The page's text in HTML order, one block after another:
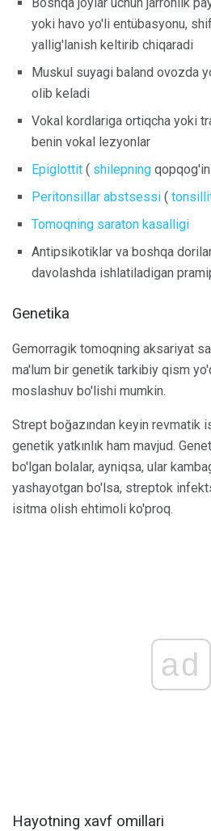
yoki havo yo'li entübasyonu,
yallig'lanish keltirib chiqaradi
Muskul suyagi baland ovozda
olib keladi
Vokal kordlariga ortiqcha yoki
benin vokal lezyonlar
Epiglottit ( shilepning
Peritonsillar abstsessi (
Tomoqning saraton kasalligi
Antipsikotiklar va boshqa
davolashda ishlatiladigan
Genetika
Gemorragik tomoqning aksariyat
ma'lum bir genetik tarkibiy qism
moslashuv bo'lishi mumkin.
Strept boğazından keyin revmatik
genetik yatkınlık ham mavjud.
bo'lgan bolalar, ayniqsa, ular
yashayotgan bo'lsa, streptok
isitma olish ehtimoli ko'proq.
ad
Hayotning xavf omillari